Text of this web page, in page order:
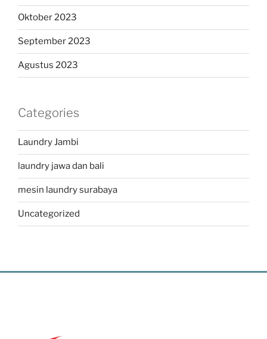
Oktober 2023
September 2023
Agustus 2023
Categories
Laundry Jambi
laundry jawa dan bali
mesin laundry surabaya
Uncategorized